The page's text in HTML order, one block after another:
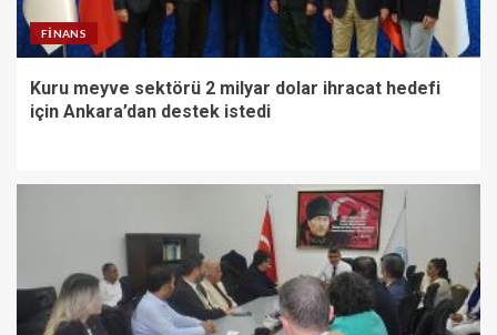
FINANS
Kuru meyve sektörü 2 milyar dolar ihracat hedefi
için Ankara’dan destek istedi